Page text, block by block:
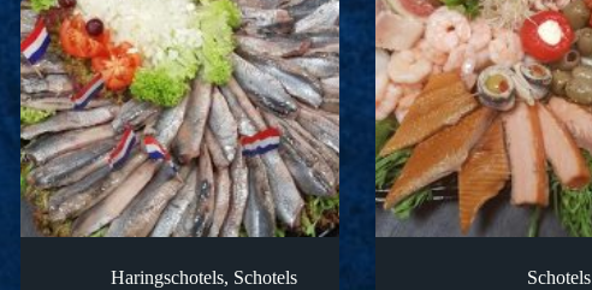
Haringschotels, Schotels
Schotels